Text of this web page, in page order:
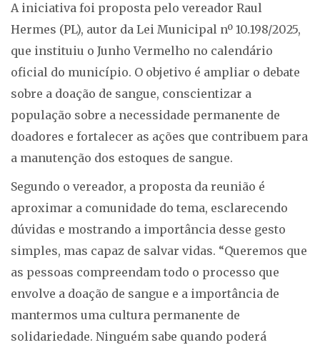
A iniciativa foi proposta pelo vereador Raul
Hermes (PL), autor da Lei Municipal nº 10.198/2025,
que instituiu o Junho Vermelho no calendário
oficial do município. O objetivo é ampliar o debate
sobre a doação de sangue, conscientizar a
população sobre a necessidade permanente de
doadores e fortalecer as ações que contribuem para
a manutenção dos estoques de sangue.
Segundo o vereador, a proposta da reunião é
aproximar a comunidade do tema, esclarecendo
dúvidas e mostrando a importância desse gesto
simples, mas capaz de salvar vidas. “Queremos que
as pessoas compreendam todo o processo que
envolve a doação de sangue e a importância de
mantermos uma cultura permanente de
solidariedade. Ninguém sabe quando poderá